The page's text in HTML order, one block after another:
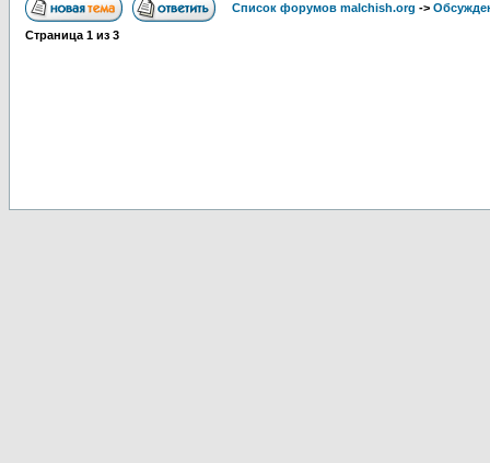
Список форумов malchish.org ->
Страница 1 из 3